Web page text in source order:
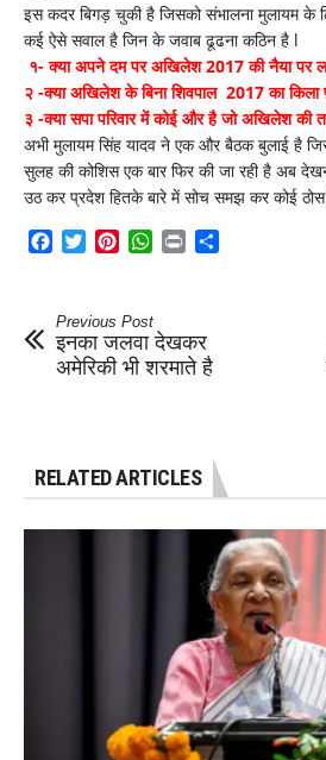
इस कदर बिगड़ चुकी है जिसको संभालना मुलायम के
कई ऐसे सवाल है जिन के जवाब ढूढना कठिन है l
१- क्या अपने दम पर अखिलेश 2017 की नैया पर
२ -क्या अखिलेश के बिना शिवपाल 2017 का किला
३ -क्या सपा परिवार में कोई और है जो अखिलेश की
अभी मुलायम सिंह यादव ने एक और बैठक बुलाई है
सुलह की कोशिस एक बार फिर की जा रही है अब
उठ कर प्रदेश हितके बारे में सोच समझ कर कोई ठोस
Facebook
TwitterPinterestWhatsApp
Print
Previous Post
इनका जलवा देखकर
अमेरिकी भी शरमाते है
RELATED ARTICLES